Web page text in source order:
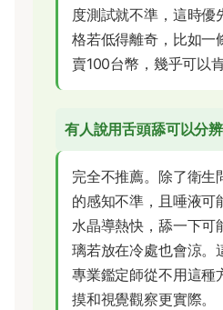
度測試就不準，這時優
格若低得離奇，比如一
賣100台幣，幾乎可以
有人說用舌頭舔可以分
完全不推薦。除了衛生
的感知不準，且唾液可
水晶導熱快，舔一下可
璃若放在冷處也會涼。
專業鑑定師從不用這種
摸和視覺觀察更實際。